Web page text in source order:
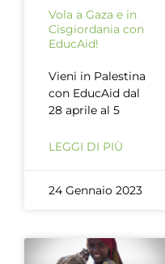
Vola a Gaza e in
Cisgiordania con
EducAid!
Vieni in Palestina
con EducAid dal
28 aprile al 5
LEGGI DI PIÙ
24 Gennaio 2023